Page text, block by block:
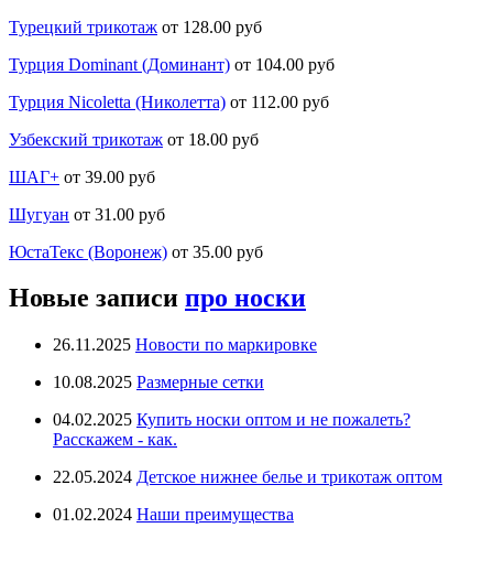
Турецкий трикотаж от 128.00 руб
Турция Dominant (Доминант) от 104.00 руб
Турция Nicoletta (Николетта) от 112.00 руб
Узбекский трикотаж от 18.00 руб
ШАГ+ от 39.00 руб
Шугуан от 31.00 руб
ЮстаТекс (Воронеж) от 35.00 руб
Новые записи про носки
26.11.2025 Новости по маркировке
10.08.2025 Размерные сетки
04.02.2025 Купить носки оптом и не пожалеть?
Расскажем - как.
22.05.2024 Детское нижнее белье и трикотаж оптом
01.02.2024 Наши преимущества